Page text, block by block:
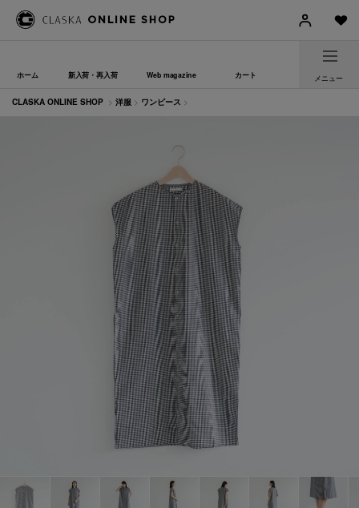
ホーム 新入荷・再入荷 Web magazine カート メニュー
CLASKA ONLINE SHOP > 洋服 > ワンピース >